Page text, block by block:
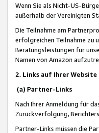
Wenn Sie als Nicht-US-
außerhalb der Vereinigten
Die Teilnahme am
erfolgreichen Teilnahme zu
Beratungsleistungen für
Namen von Amazon
2. Links auf Ihrer Website
(a) Partner-Links
Nach Ihrer Anmeldung für
Zurückverfolgung,
Partner-Links müssen die